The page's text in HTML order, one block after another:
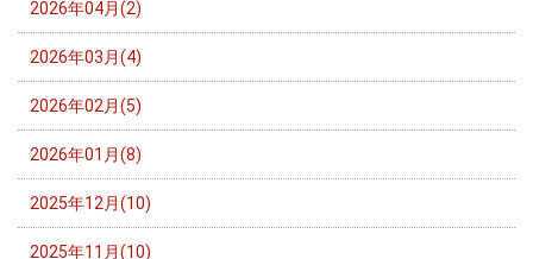
2026年04月(2)
2026年03月(4)
2026年02月(5)
2026年01月(8)
2025年12月(10)
2025年11月(10)